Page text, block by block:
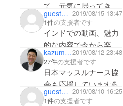
て、元気に帰ってきて
ください！！
guestb5eef62524 2019/08/15 13:47
1件の支援者です
インドでの動画、魅力
的な内容で今から楽し
みです。
楽しんできて下さい！
kazumasa igura2019/08/12 23:48
27件の支援者です
日本マッスルナース協
会も応援しています💪
guest70dc6ec6b5 2019/08/10 16:25
1件の支援者です